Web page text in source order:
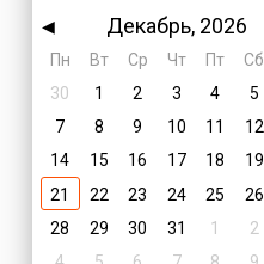
◀ Декабрь, 2026
Пн
Вт Ср Чт Пт Сб
30
1 2 3 4 5
7
8 9 10 11 12
14
15 16 17 18 19
21
22 23 24 25 26
28
29 30 31 1 2